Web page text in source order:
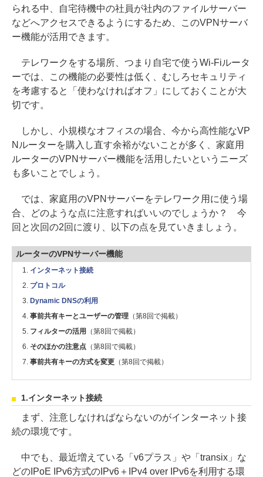
られる中、自宅待機中の社員が社内のファイルサーバー
などへアクセスできるようにするため、このVPNサーバ
ー機能が活用できます。
テレワークをする場所、つまり自宅で使うWi-Fiルータ
ーでは、この機能の必要性は低く、むしろセキュリティ
を考慮すると「使わなければオフ」にしておくことが大
切です。
しかし、小規模なオフィスの場合、今から高性能なVP
Nルーターを購入し直す余裕がないことが多く、家庭用
ルーターのVPNサーバー機能を活用したいというニーズ
も多いことでしょう。
では、家庭用のVPNサーバーをテレワーク用に使う場
合、どのような点に注意すればいいのでしょうか？ 今
回と次回の2回に渡り、以下の点を見ていきましょう。
ルーターのVPNサーバー機能
インターネット接続
プロトコル
Dynamic DNSの利用
事前共有キーとユーザーの管理（第8回で掲載）
フィルターの活用
（第8回で掲載）
そのほかの注意点（第8回で掲載）
事前共有キーの方式を変更（第8回で掲載）
1.インターネット接続
まず、注意しなければならないのがインターネット接
続の環境です。
中でも、最近増えている「v6プラス」や「transix」な
どのIPoE IPv6方式のIPv6＋IPv4 over IPv6を利用する環